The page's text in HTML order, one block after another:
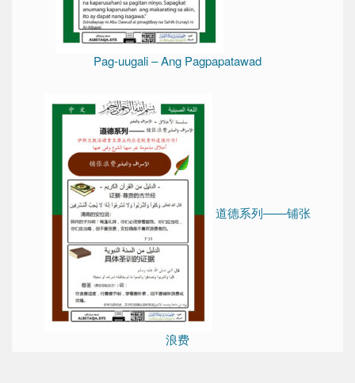
Pag-uugali – Ang Pagpapatawad
道德系列——铺张
浪费